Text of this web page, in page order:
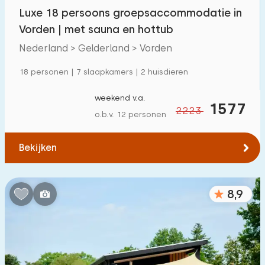
Kinderfaciliteiten op park 1300
Toegankelijkheid
Verminderde mobiliteit
Rolstoelvriendelijk
Met hulpmiddelen
Luxe 18 persoons groepsaccommodatie in
Vorden | met sauna en hottub
Nederland > Gelderland > Vorden
18 personen | 7 slaapkamers | 2 huisdieren
2223 1577
weekend v.a.
o.b.v. 12 personen
Bekijken
8,9